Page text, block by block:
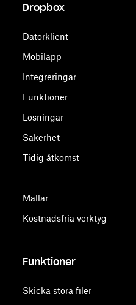
Dropbox
Datorklient
Mobilapp
Integreringar
Funktioner
Lösningar
Säkerhet
Tidig åtkomst
Mallar
Kostnadsfria verktyg
Funktioner
Skicka stora filer